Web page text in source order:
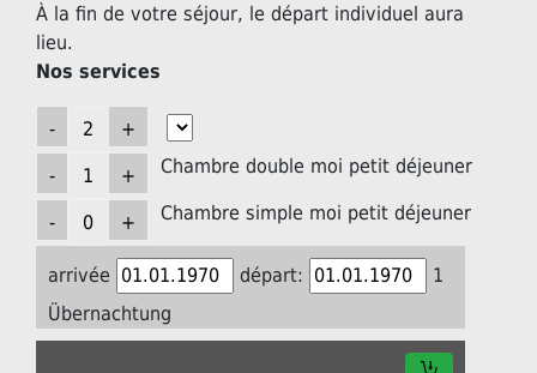
À la fin de votre séjour, le départ individuel aura
lieu.
Nos services
Chambre double moi petit déjeuner
Chambre simple moi petit déjeuner
arrivée départ:
1
Übernachtung